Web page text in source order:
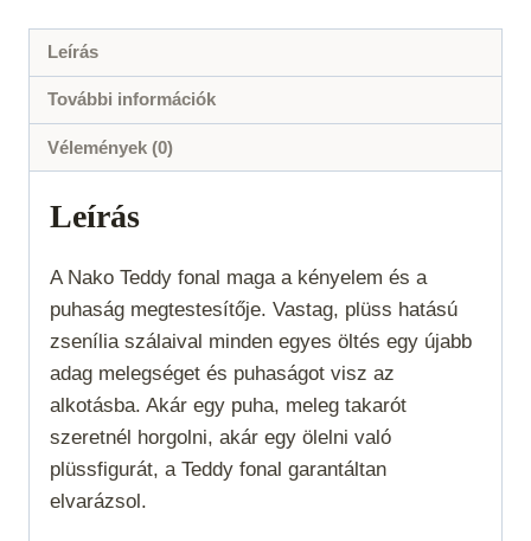
5479
mennyiség
Leírás
További információk
Vélemények (0)
Leírás
A Nako Teddy fonal maga a kényelem és a
puhaság megtestesítője. Vastag, plüss hatású
zsenília szálaival minden egyes öltés egy újabb
adag melegséget és puhaságot visz az
alkotásba. Akár egy puha, meleg takarót
szeretnél horgolni, akár egy ölelni való
plüssfigurát, a Teddy fonal garantáltan
elvarázsol.